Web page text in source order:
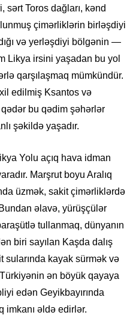
sərt Toros dağları, kənd
çimərliklərin birləşdiyi
və yerləşdiyi bölgənin —
Likya irsini yaşadan bu yol
qarşılaşmaq mümkündür.
edilmiş Ksantos və
bu qədim şəhərlər
şəkildə yaşadır.
Yolu açıq hava idman
Marşrut boyu Aralıq
üzmək, sakit çimərliklərdə
əlavə, yürüşçülər
tullanmaq, dünyanın
biri sayılan Kaşda dalış
sularında kayak sürmək və
ən böyük qayaya
edən Geyikbayırında
imkanı əldə edirlər.